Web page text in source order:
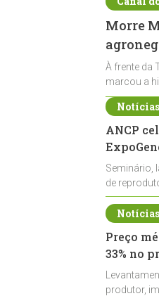
Morre
À frente da
marcou a
ANCP
Seminário,
de
durante a
Preço
33% no
produtor,